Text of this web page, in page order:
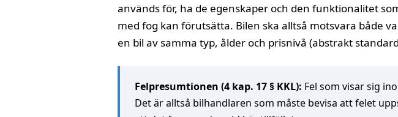
används för, ha de egenskaper och den funktionalitet
med fog kan förutsätta. Bilen ska alltså motsvara både
en bil av samma typ, ålder och prisnivå (abstrakt
Felpresumtionen (4 kap. 17 § KKL): Fel som visar sig
Det är alltså bilhandlaren som måste bevisa att felet